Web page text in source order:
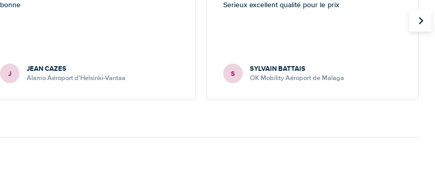
bonne
J JEAN CAZES
Alamo Aéroport d'Helsinki-Vantaa
Serieux excellent qualité pour le prix
S SYLVAIN BATTAIS
OK Mobility Aéroport de Málaga